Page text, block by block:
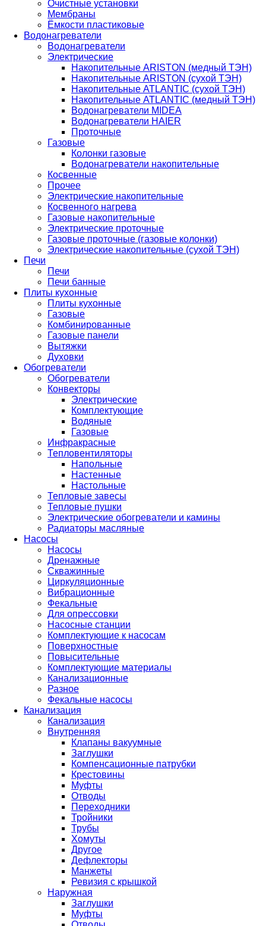
Очистные установки
Мембраны
Ёмкости пластиковые
Водонагреватели
Водонагреватели
Электрические
Накопительные ARISTON (медный ТЭН)
Накопительные ARISTON (сухой ТЭН)
Накопительные ATLANTIC (сухой ТЭН)
Накопительные ATLANTIC (медный ТЭН)
Водонагреватели MIDEA
Водонагреватели HAIER
Проточные
Газовые
Колонки газовые
Водонагреватели накопительные
Косвенные
Прочее
Электрические накопительные
Косвенного нагрева
Газовые накопительные
Электрические проточные
Газовые проточные (газовые колонки)
Электрические накопительные (сухой ТЭН)
Печи
Печи
Печи банные
Плиты кухонные
Плиты кухонные
Газовые
Комбинированные
Газовые панели
Вытяжки
Духовки
Обогреватели
Обогреватели
Конвекторы
Электрические
Комплектующие
Водяные
Газовые
Инфракрасные
Тепловентиляторы
Напольные
Настенные
Настольные
Тепловые завесы
Тепловые пушки
Электрические обогреватели и камины
Радиаторы масляные
Насосы
Насосы
Дренажные
Скважинные
Циркуляционные
Вибрационные
Фекальные
Для опрессовки
Насосные станции
Комплектующие к насосам
Поверхностные
Повысительные
Комплектующие материалы
Канализационные
Разное
Фекальные насосы
Канализация
Канализация
Внутренняя
Клапаны вакуумные
Заглушки
Компенсационные патрубки
Крестовины
Муфты
Отводы
Переходники
Тройники
Трубы
Хомуты
Другое
Дефлекторы
Манжеты
Ревизия с крышкой
Наружная
Заглушки
Муфты